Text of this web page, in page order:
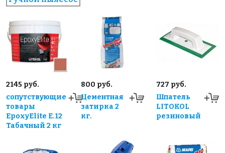
2145 руб.
сопутствующие
товары
EpoxyElite E.12
Табачный 2 кг
800 руб.
Цементная
затирка 2
кг.
727 руб.
Шпатель
LITOKOL
резиновый